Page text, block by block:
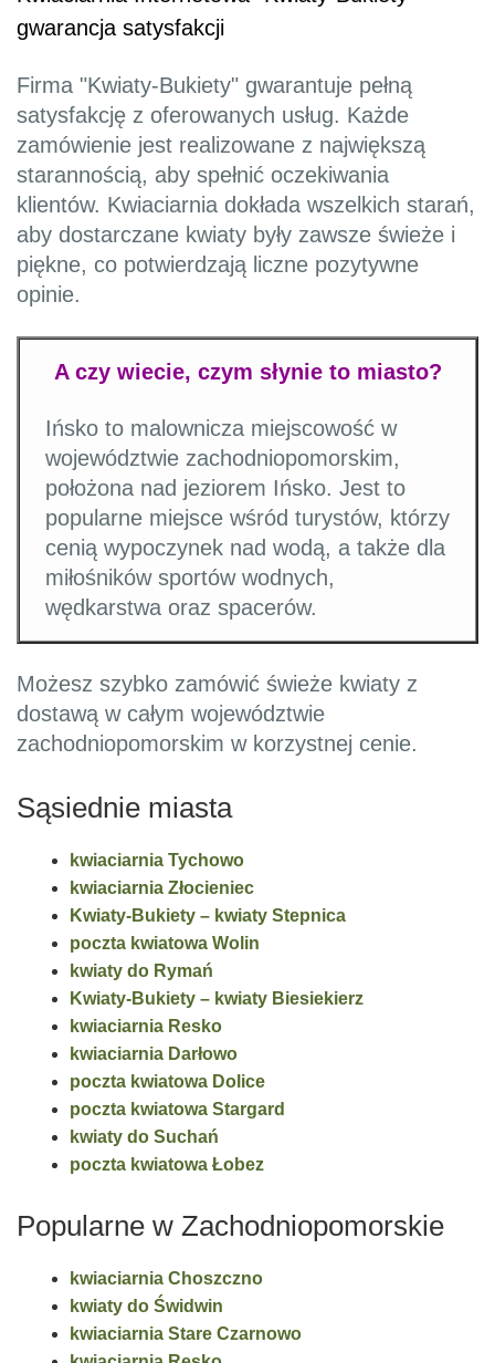
gwarancja satysfakcji
Firma "Kwiaty-Bukiety" gwarantuje pełną
satysfakcję z oferowanych usług. Każde
zamówienie jest realizowane z największą
starannością, aby spełnić oczekiwania
klientów. Kwiaciarnia dokłada wszelkich starań,
aby dostarczane kwiaty były zawsze świeże i
piękne, co potwierdzają liczne pozytywne
opinie.
A czy wiecie, czym słynie to miasto?
Ińsko to malownicza miejscowość w
województwie zachodniopomorskim,
położona nad jeziorem Ińsko. Jest to
popularne miejsce wśród turystów, którzy
cenią wypoczynek nad wodą, a także dla
miłośników sportów wodnych,
wędkarstwa oraz spacerów.
Możesz szybko zamówić świeże kwiaty z
dostawą w całym województwie
zachodniopomorskim w korzystnej cenie.
Sąsiednie miasta
kwiaciarnia Tychowo
kwiaciarnia Złocieniec
Kwiaty-Bukiety – kwiaty Stepnica
poczta kwiatowa Wolin
kwiaty do Rymań
Kwiaty-Bukiety – kwiaty Biesiekierz
kwiaciarnia Resko
kwiaciarnia Darłowo
poczta kwiatowa Dolice
poczta kwiatowa Stargard
kwiaty do Suchań
poczta kwiatowa Łobez
Popularne w Zachodniopomorskie
kwiaciarnia Choszczno
kwiaty do Świdwin
kwiaciarnia Stare Czarnowo